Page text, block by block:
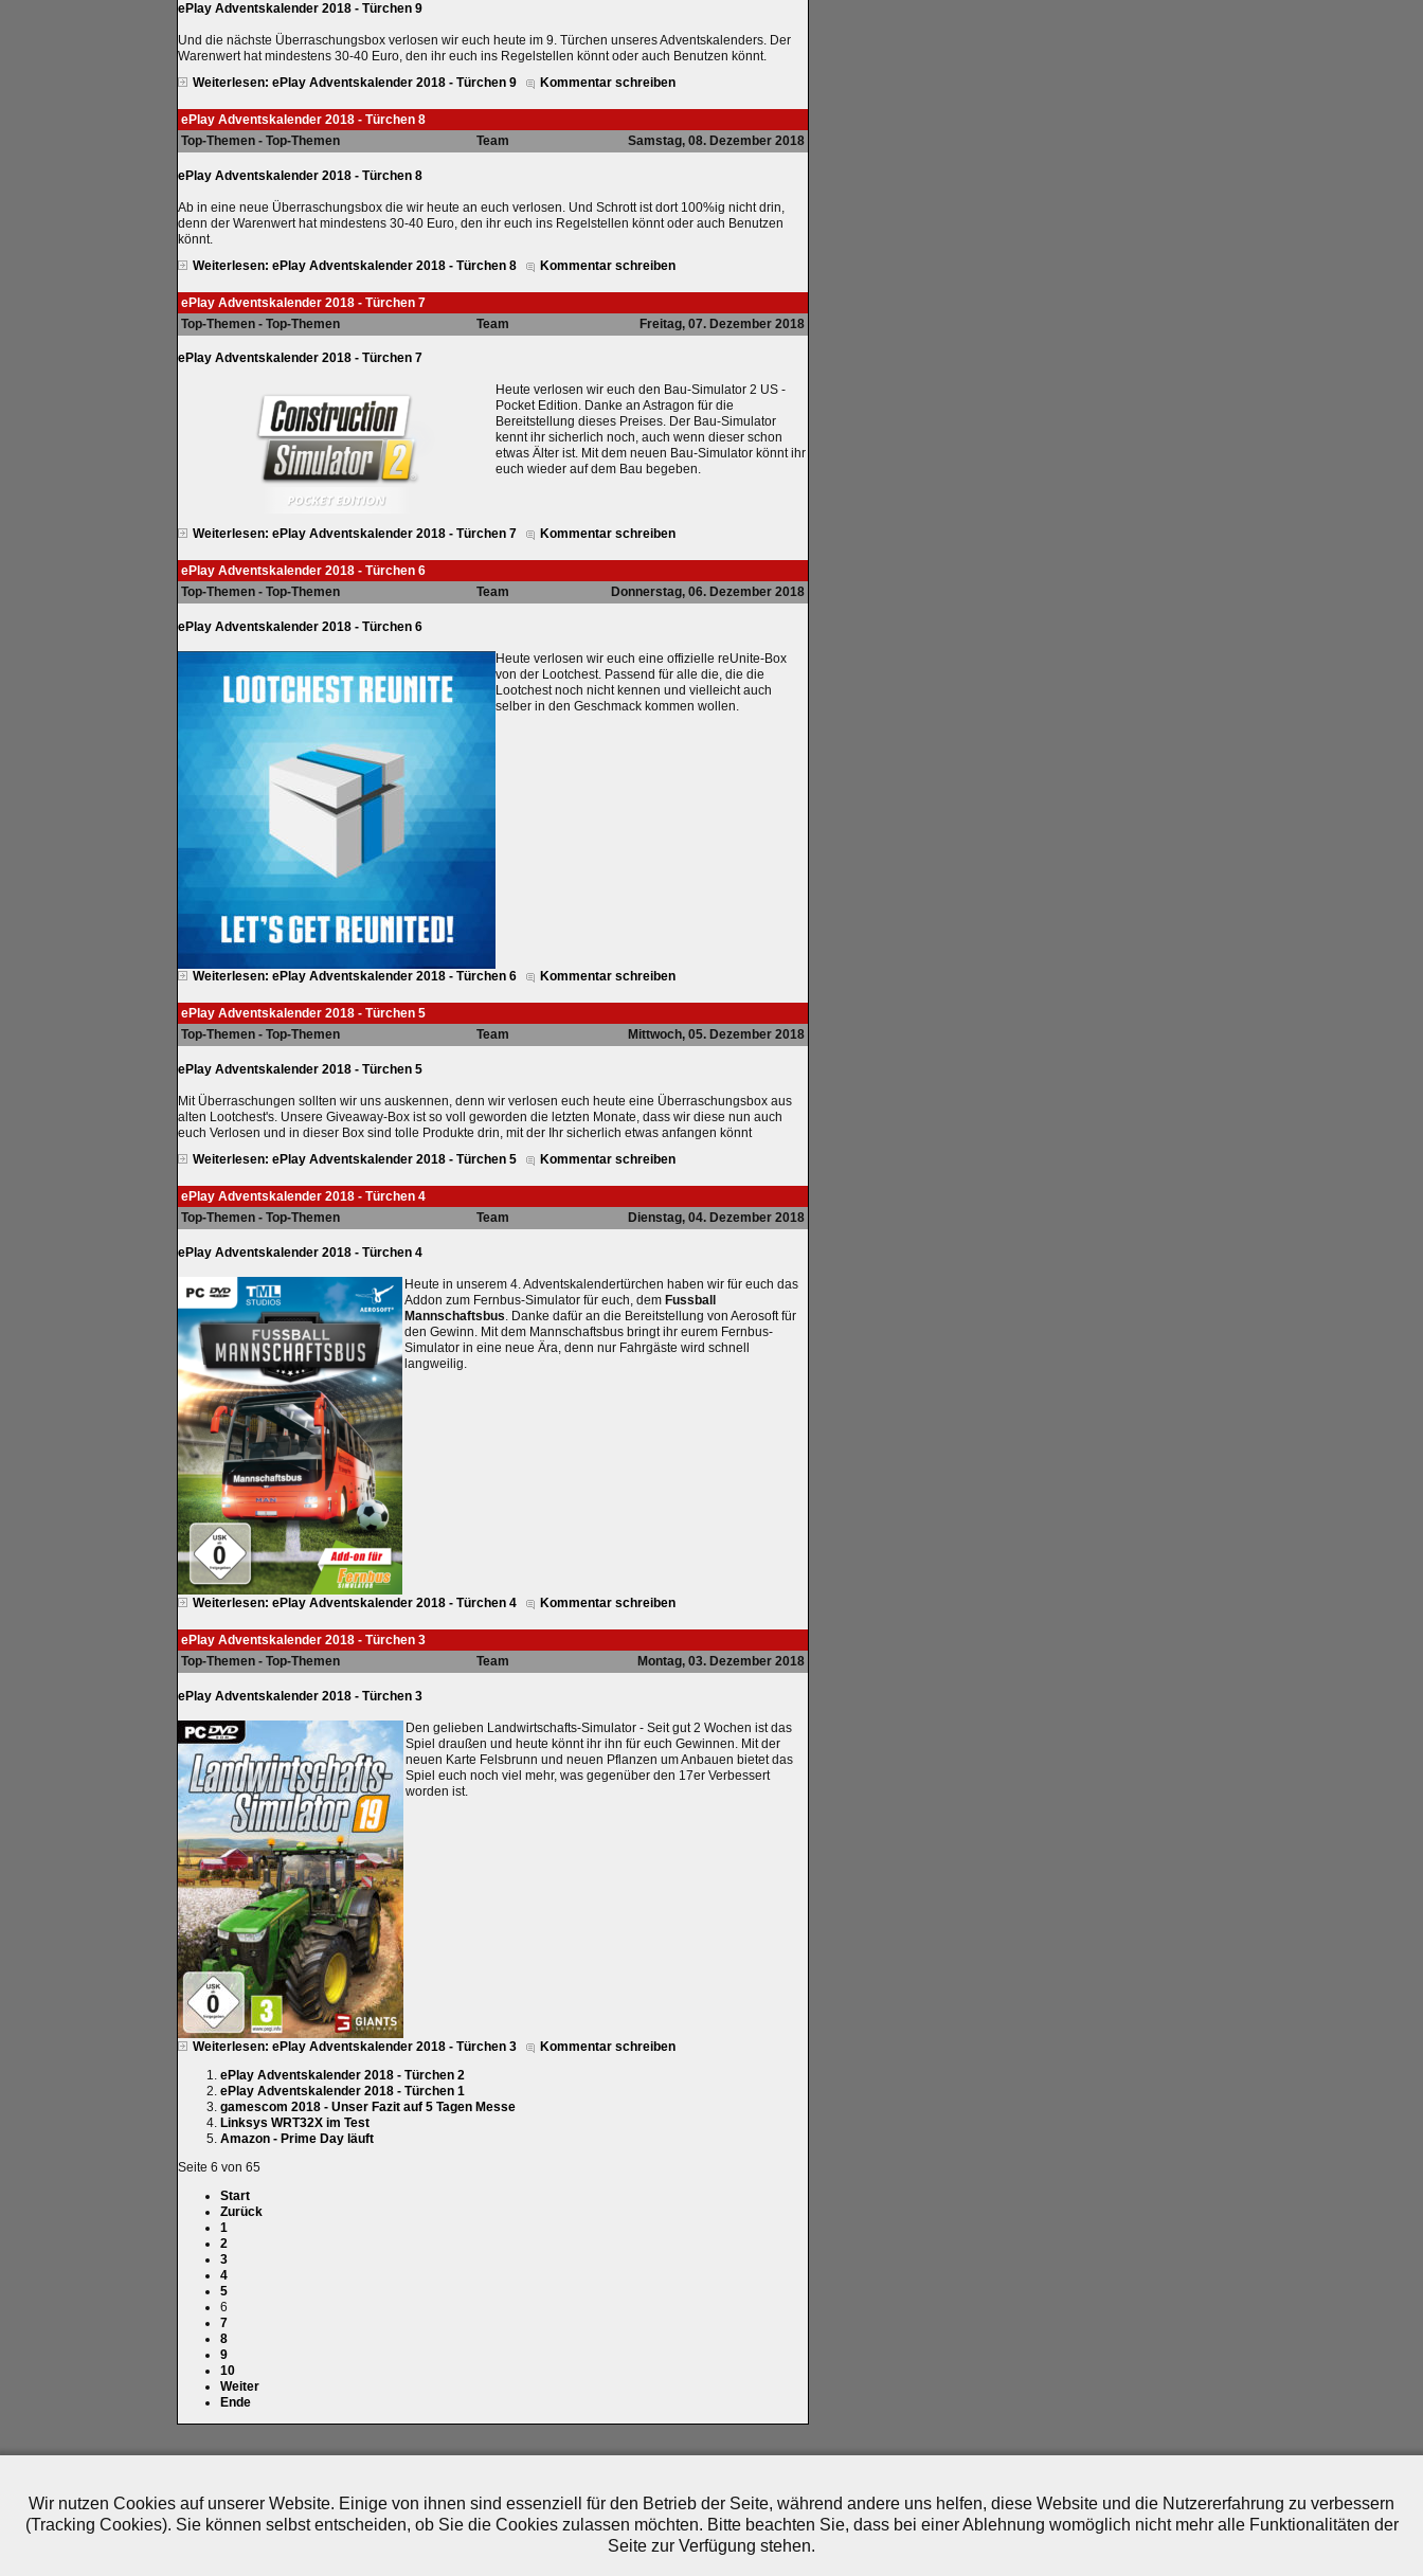
ePlay Adventskalender 2018 - Türchen 9
Und die nächste Überraschungsbox verlosen wir euch heute im 9. Türchen unseres Adventskalenders. Der
Warenwert hat mindestens 30-40 Euro, den ihr euch ins Regelstellen könnt oder auch Benutzen könnt.
Weiterlesen: ePlay Adventskalender 2018 - Türchen 9
Kommentar schreiben
ePlay Adventskalender 2018 - Türchen 8
Top-Themen - Top-Themen
Team Samstag, 08. Dezember 2018
ePlay Adventskalender 2018 - Türchen 8
Ab in eine neue Überraschungsbox die wir heute an euch verlosen. Und Schrott ist dort 100%ig nicht drin,
denn der Warenwert hat mindestens 30-40 Euro, den ihr euch ins Regelstellen könnt oder auch Benutzen
könnt.
Weiterlesen: ePlay Adventskalender 2018 - Türchen 8
Kommentar schreiben
ePlay Adventskalender 2018 - Türchen 7
Top-Themen - Top-Themen
Team Freitag, 07. Dezember 2018
ePlay Adventskalender 2018 - Türchen 7
Heute verlosen wir euch den Bau-Simulator 2 US -
Pocket Edition. Danke an Astragon für die
Bereitstellung dieses Preises. Der Bau-Simulator
kennt ihr sicherlich noch, auch wenn dieser schon
etwas Älter ist. Mit dem neuen Bau-Simulator könnt ihr
euch wieder auf dem Bau begeben.
Weiterlesen: ePlay Adventskalender 2018 - Türchen 7 Kommentar schreiben
ePlay Adventskalender 2018 - Türchen 6
Top-Themen - Top-Themen
Team Donnerstag, 06. Dezember 2018
ePlay Adventskalender 2018 - Türchen 6
Heute verlosen wir euch eine offizielle reUnite-Box
von der Lootchest. Passend für alle die, die die
Lootchest noch nicht kennen und vielleicht auch
selber in den Geschmack kommen wollen.
Weiterlesen: ePlay Adventskalender 2018 - Türchen 6 Kommentar schreiben
ePlay Adventskalender 2018 - Türchen 5
Top-Themen - Top-Themen
Team Mittwoch, 05. Dezember 2018
ePlay Adventskalender 2018 - Türchen 5
Mit Überraschungen sollten wir uns auskennen, denn wir verlosen euch heute eine Überraschungsbox aus
alten Lootchest's. Unsere Giveaway-Box ist so voll geworden die letzten Monate, dass wir diese nun auch
euch Verlosen und in dieser Box sind tolle Produkte drin, mit der Ihr sicherlich etwas anfangen könnt
Weiterlesen: ePlay Adventskalender 2018 - Türchen 5
Kommentar schreiben
ePlay Adventskalender 2018 - Türchen 4
Top-Themen - Top-Themen
Team Dienstag, 04. Dezember 2018
ePlay Adventskalender 2018 - Türchen 4
Heute in unserem 4. Adventskalendertürchen haben wir für euch das
Addon zum Fernbus-Simulator für euch, dem Fussball
Mannschaftsbus. Danke dafür an die Bereitstellung von Aerosoft für
den Gewinn. Mit dem Mannschaftsbus bringt ihr eurem Fernbus-
Simulator in eine neue Ära, denn nur Fahrgäste wird schnell
langweilig.
Weiterlesen: ePlay Adventskalender 2018 - Türchen 4 Kommentar schreiben
ePlay Adventskalender 2018 - Türchen 3
Top-Themen - Top-Themen
Team Montag, 03. Dezember 2018
ePlay Adventskalender 2018 - Türchen 3
Den gelieben Landwirtschafts-Simulator - Seit gut 2 Wochen ist das
Spiel draußen und heute könnt ihr ihn für euch Gewinnen. Mit der
neuen Karte Felsbrunn und neuen Pflanzen um Anbauen bietet das
Spiel euch noch viel mehr, was gegenüber den 17er Verbessert
worden ist.
Weiterlesen: ePlay Adventskalender 2018 - Türchen 3
Kommentar schreiben
ePlay Adventskalender 2018 - Türchen 2
ePlay Adventskalender 2018 - Türchen 1
gamescom 2018 - Unser Fazit auf 5 Tagen Messe
Linksys WRT32X im Test
Amazon - Prime Day läuft
Seite 6 von 65
Start
Zurück
1
2
3
4
5
6
7
8
9
10
Weiter
Ende
© 2010-2026 ePlay TV
Wir nutzen Cookies auf unserer Website. Einige von ihnen sind essenziell für den Betrieb der Seite, während andere uns helfen, diese Website und die Nutzererfahrung zu verbessern
(Tracking Cookies). Sie können selbst entscheiden, ob Sie die Cookies zulassen möchten. Bitte beachten Sie, dass bei einer Ablehnung womöglich nicht mehr alle Funktionalitäten der
Seite zur Verfügung stehen.